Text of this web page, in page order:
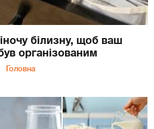
білизну, щоб ваш
організованим
Головна